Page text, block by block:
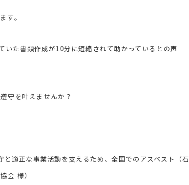
す。
た書類作成が10分に短縮されて助かっているとの声
守を叶えませんか？
適正な事業活動を支えるため、全国でのアスベスト（石
会 様）